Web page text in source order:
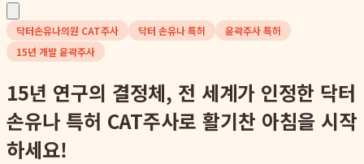
닥터손유나의원 CAT주사 닥터 손유나 특허
윤곽주사 특허
15년 개발 윤곽주사
15년 연구의 결정체, 전 세계가 인정한 닥터
손유나 특허 CAT주사로 활기찬 아침을 시작
하세요!